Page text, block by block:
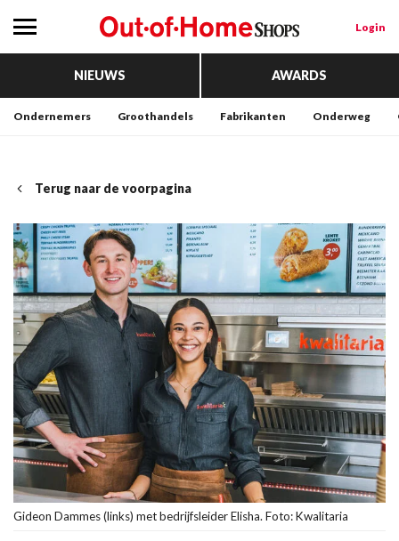
Login
NIEUWS AWARDS
Ondernemers Groothandels Fabrikanten Onderweg
Terug naar de voorpagina
Gideon Dammes (links) met bedrijfsleider Elisha. Foto: Kwalitaria